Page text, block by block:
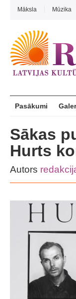
Māksla Mūzika
Pasākumi
Sākas
Hurts
Autors